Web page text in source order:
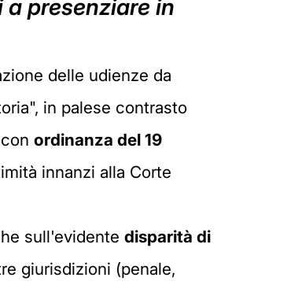
presenziare in
delle udienze da
in palese contrasto
ordinanza del 19
innanzi alla Corte
sull'evidente disparità di
giurisdizioni (penale,